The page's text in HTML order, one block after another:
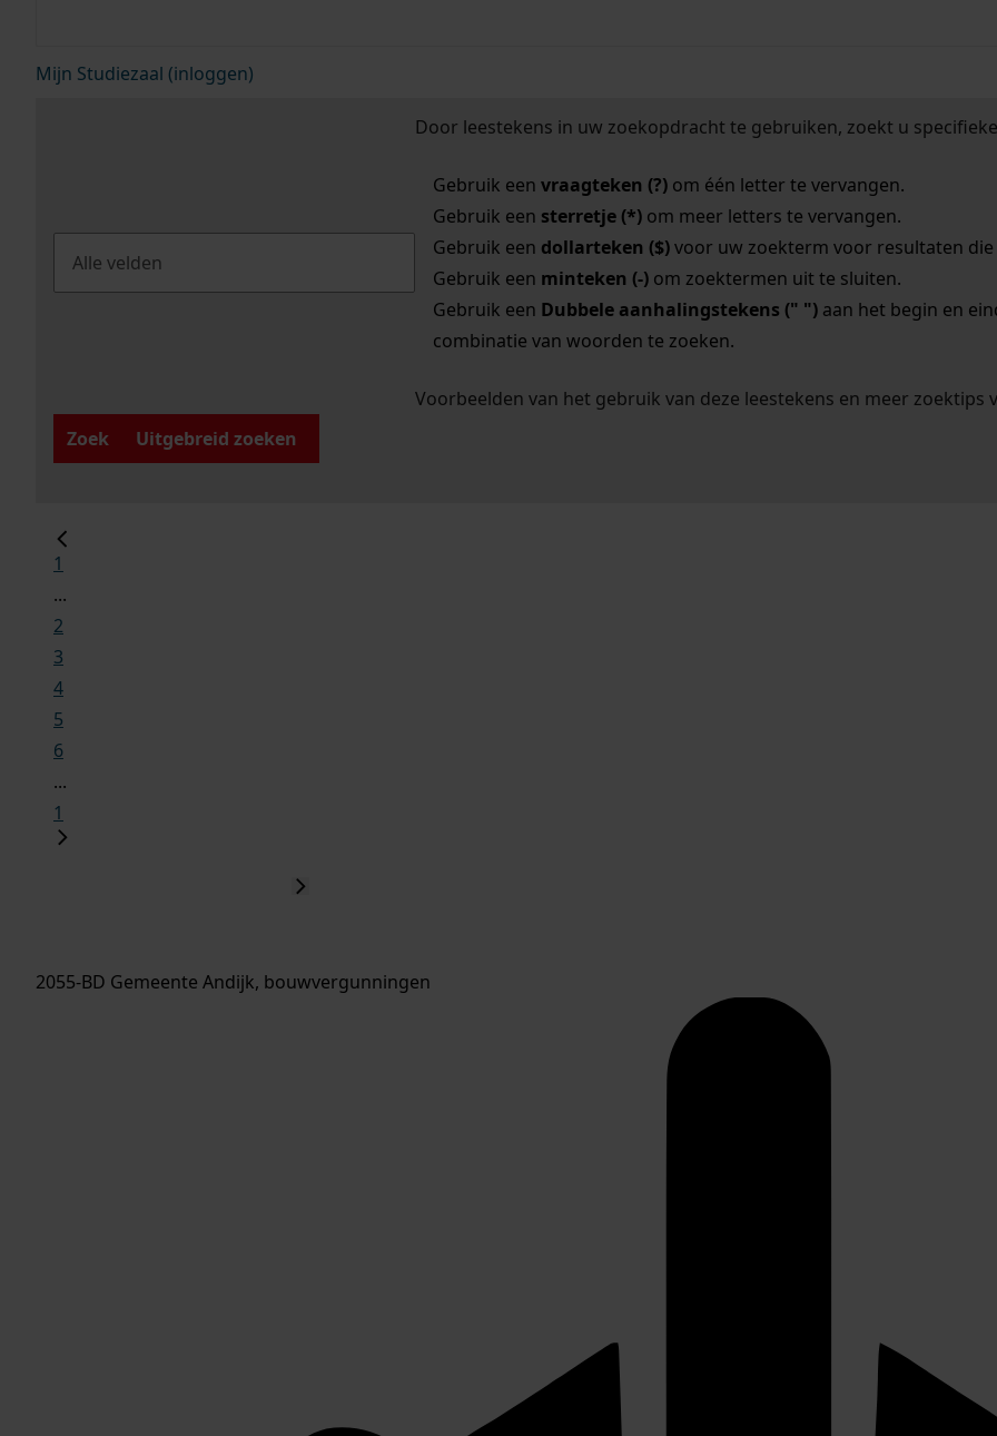
Mijn Studiezaal (inloggen)
Door leestekens in uw zoekopdracht te gebruiken, zoekt u
Gebruik een vraagteken (?)om één letter te vervangen.
Gebruik een sterretje (*)om meer letters te vervangen.
Gebruik een dollarteken ($)voor uw zoekterm voor resultaten die
Gebruik een minteken (-)om zoektermen uit te sluiten.
Gebruik een Dubbele aanhalingstekens (" ")aan het begin en
combinatie van woorden te zoeken.
Voorbeelden van het gebruik van deze leestekens en meer zoektips
Zoek
Uitgebreid zoeken
1
...
2
3
4
5
6
...
1
2055-BD Gemeente Andijk, bouwvergunningen